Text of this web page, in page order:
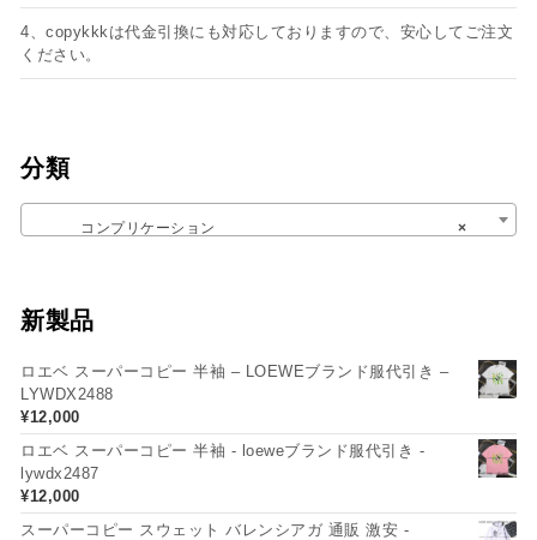
4、copykkkは代金引換にも対応しておりますので、安心してご注文
ください。
分類
×
コンプリケーション
新製品
ロエベ スーパーコピー 半袖 – LOEWEブランド服代引き –
LYWDX2488
¥12,000
ロエベ スーパーコピー 半袖 - loeweブランド服代引き -
lywdx2487
¥12,000
スーパーコピー スウェット バレンシアガ 通販 激安 -